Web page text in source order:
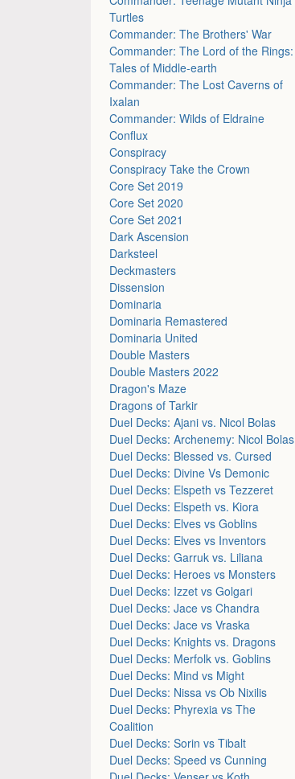
Turtles
Commander: The Brothers' War
Commander: The Lord of the Rings:
Tales of Middle-earth
Commander: The Lost Caverns of
Ixalan
Commander: Wilds of Eldraine
Conflux
Conspiracy
Conspiracy Take the Crown
Core Set 2019
Core Set 2020
Core Set 2021
Dark Ascension
Darksteel
Deckmasters
Dissension
Dominaria
Dominaria Remastered
Dominaria United
Double Masters
Double Masters 2022
Dragon's Maze
Dragons of Tarkir
Duel Decks: Ajani vs. Nicol Bolas
Duel Decks: Archenemy: Nicol Bolas
Duel Decks: Blessed vs. Cursed
Duel Decks: Divine Vs Demonic
Duel Decks: Elspeth vs Tezzeret
Duel Decks: Elspeth vs. Kiora
Duel Decks: Elves vs Goblins
Duel Decks: Elves vs Inventors
Duel Decks: Garruk vs. Liliana
Duel Decks: Heroes vs Monsters
Duel Decks: Izzet vs Golgari
Duel Decks: Jace vs Chandra
Duel Decks: Jace vs Vraska
Duel Decks: Knights vs. Dragons
Duel Decks: Merfolk vs. Goblins
Duel Decks: Mind vs Might
Duel Decks: Nissa vs Ob Nixilis
Duel Decks: Phyrexia vs The
Coalition
Duel Decks: Sorin vs Tibalt
Duel Decks: Speed vs Cunning